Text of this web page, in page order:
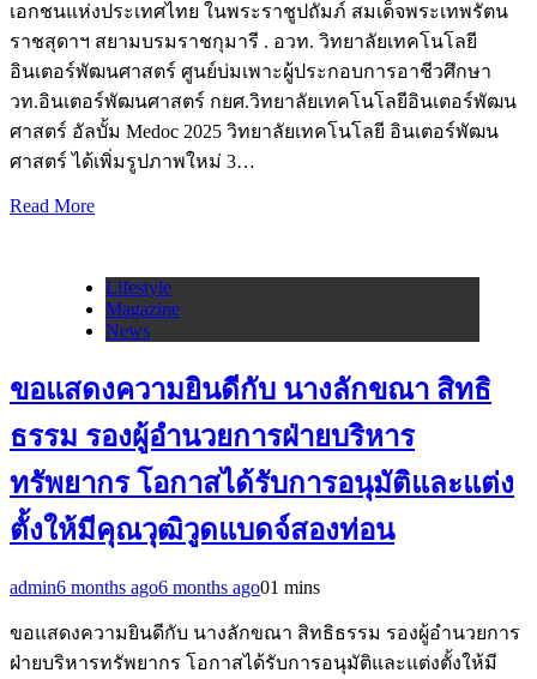
เอกชนแห่งประเทศไทย ในพระราชูปถัมภ์ สมเด็จพระเทพรัตน
ราชสุดาฯ สยามบรมราชกุมารี . อวท. วิทยาลัยเทคโนโลยี
อินเตอร์พัฒนศาสตร์ ศูนย์บ่มเพาะผู้ประกอบการอาชีวศึกษา
วท.อินเตอร์พัฒนศาสตร์ กยศ.วิทยาลัยเทคโนโลยีอินเตอร์พัฒน
ศาสตร์ อัลบั้ม Medoc 2025 วิทยาลัยเทคโนโลยี อินเตอร์พัฒน
ศาสตร์ ได้เพิ่มรูปภาพใหม่ 3…
Read More
Lifestyle
Magazine
News
ขอแสดงความยินดีกับ นางลักขณา สิทธิ
ธรรม รองผู้อำนวยการฝ่ายบริหาร
ทรัพยากร โอกาสได้รับการอนุมัติและแต่ง
ตั้งให้มีคุณวุฒิวูดแบดจ์สองท่อน
admin6 months ago6 months ago01 mins
ขอแสดงความยินดีกับ นางลักขณา สิทธิธรรม รองผู้อำนวยการ
ฝ่ายบริหารทรัพยากร โอกาสได้รับการอนุมัติและแต่งตั้งให้มี